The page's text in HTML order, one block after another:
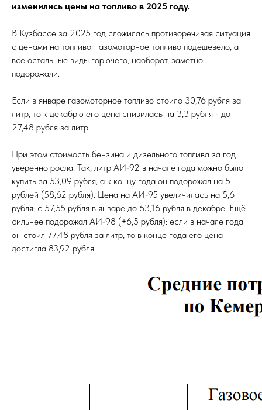
изменились цены на топливо в 2025 году.
В Кузбассе за 2025 год сложилась противоречивая ситуация
с ценами на топливо: газомоторное топливо подешевело, а
все остальные виды горючего, наоборот, заметно
подорожали.
Если в январе газомоторное топливо стоило 30,76 рубля за
литр, то к декабрю его цена снизилась на 3,3 рубля - до
27,48 рубля за литр.
При этом стоимость бензина и дизельного топлива за год
уверенно росла. Так, литр АИ‑92 в начале года можно было
купить за 53,09 рубля, а к концу года он подорожал на 5
рублей (58,62 рубля). Цена на АИ‑95 увеличилась на 5,6
рубля: с 57,55 рубля в январе до 63,16 рубля в декабре. Ещё
сильнее подорожал АИ‑98 (+6,5 рубля): если в начале года
он стоил 77,48 рубля за литр, то в конце года его цена
достигла 83,92 рубля.